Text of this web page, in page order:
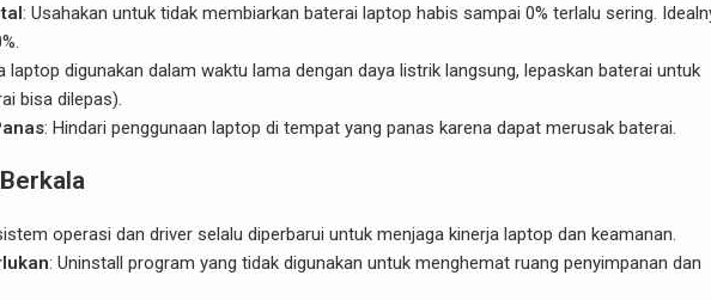
: Usahakan untuk tidak membiarkan baterai laptop habis sampai 0% terlalu sering.
laptop digunakan dalam waktu lama dengan daya listrik langsung, lepaskan baterai untuk
bisa dilepas).
: Hindari penggunaan laptop di tempat yang panas karena dapat merusak baterai.
operasi dan driver selalu diperbarui untuk menjaga kinerja laptop dan keamanan.
: Uninstall program yang tidak digunakan untuk menghemat ruang penyimpanan dan